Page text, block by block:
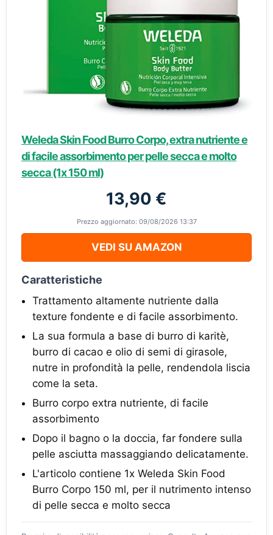
Weleda Skin Food Burro Corpo, extra nutriente e
di facile assorbimento per pelle secca e molto
secca (1x 150 ml)
13,90 €
Prezzo aggiornato: 09/08/2026 13:37
VEDI SU AMAZON
Caratteristiche
Trattamento altamente nutriente dalla
texture fondente e di facile assorbimento.
La sua formula a base di burro di karitè,
burro di cacao e olio di semi di girasole,
nutre in profondità la pelle, rendendola liscia
come la seta.
Burro corpo extra nutriente, di facile
assorbimento
Dopo il bagno o la doccia, far fondere sulla
pelle asciutta massaggiando delicatamente.
L'articolo contiene 1x Weleda Skin Food
Burro Corpo 150 ml, per il nutrimento intenso
di pelle secca e molto secca